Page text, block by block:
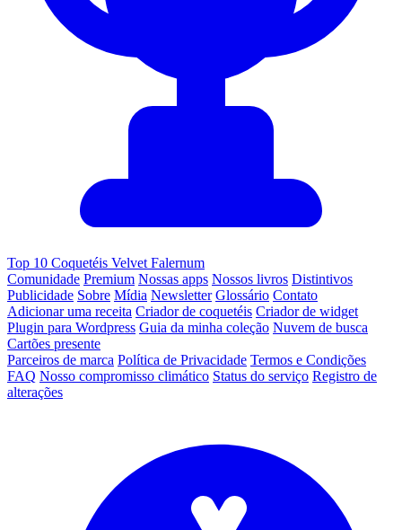
Top 10 Coquetéis Velvet Falernum
Comunidade Premium Nossas apps Nossos livros Distintivos
Publicidade Sobre Mídia Newsletter Glossário Contato
Adicionar uma receita Criador de coquetéis Criador de widget
Plugin para Wordpress Guia da minha coleção Nuvem de busca
Cartões presente
Parceiros de marca Política de Privacidade Termos e Condições
FAQ Nosso compromisso climático Status do serviço Registro de
alterações